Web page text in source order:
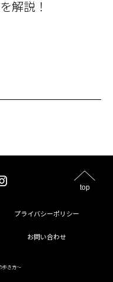
解説！
top
プライバシーポリシー
お問い合わせ
歩き方〜